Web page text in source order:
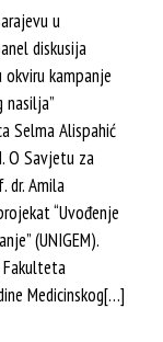
u
diskusija
kampanje
Selma Alispahić
O Savjetu za
dr. Amila
“Uvođenje
(UNIGEM).
Medicinskog[…]